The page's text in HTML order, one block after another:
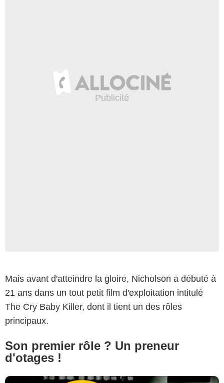
Mais avant d'atteindre la gloire, Nicholson a débuté à
21 ans dans un tout petit film d'exploitation intitulé
The Cry Baby Killer, dont il tient un des rôles
principaux.
Son premier rôle ? Un preneur
d'otages !